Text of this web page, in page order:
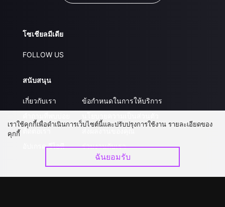
โซเชียลมีเดีย
FOLLOW US
สนับสนุน
เกี่ยวกับเรา
ติดต่อเรา
อัปเกรด วีไอพี
ข้อกำหนดในการให้บริการ
ส่งผลงานของคุณ
ร่วมงานกับเรา
เราใช้คุกกี้เพื่อดำเนินการเว็บไซต์นี้และปรับปรุงการใช้งาน รายละเอียดของ
คุกกี้
ฉันยอมรับ